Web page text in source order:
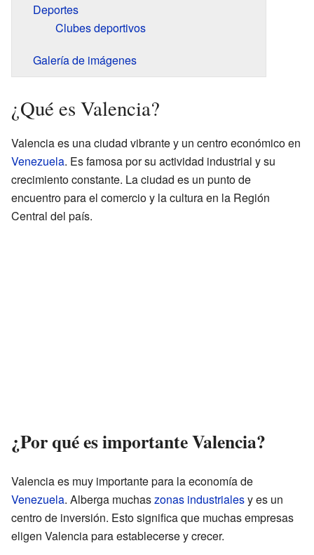
Deportes
Clubes deportivos
Galería de imágenes
¿Qué es Valencia?
Valencia es una ciudad vibrante y un centro económico en
Venezuela. Es famosa por su actividad industrial y su
crecimiento constante. La ciudad es un punto de
encuentro para el comercio y la cultura en la Región
Central del país.
¿Por qué es importante Valencia?
Valencia es muy importante para la economía de
Venezuela. Alberga muchaszonas industrialesy es un
centro de inversión. Esto significa que muchas empresas
eligen Valencia para establecerse y crecer.